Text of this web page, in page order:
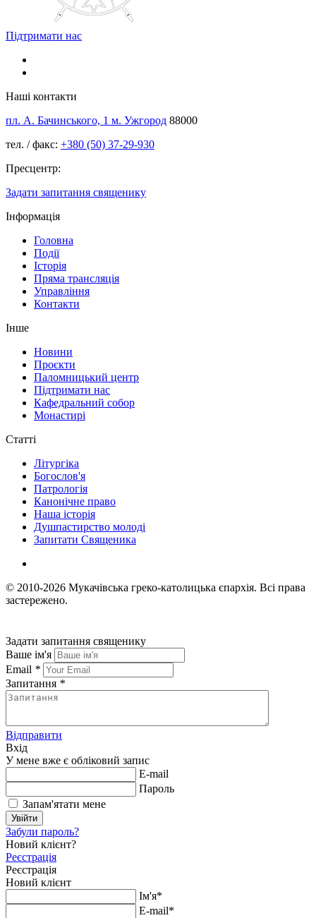
Підтримати нас
Наші контакти
пл. А. Бачинського, 1 м. Ужгород 88000
тел. / факс: +380 (50) 37-29-930
Пресцентр:
Задати запитання священику
Інформація
Головна
Події
Історія
Пряма трансляція
Управління
Контакти
Інше
Новини
Проєкти
Паломницький центр
Підтримати нас
Кафедральний собор
Монастирі
Статті
Літургіка
Богослов'я
Патрологія
Канонічне право
Наша історія
Душпастирство молоді
Запитати Священика
© 2010-2026 Мукачівська греко-католицька єпархія. Всі права
застережено.
Задати запитання священику
Ваше ім'я
Email *
Запитання *
Відправити
Вхід
У мене вже є обліковий запис
E-mail
Пароль
Запам'ятати мене
Увійти
Забули пароль?
Новий клієнт?
Реєстрація
Реєстрація
Новий клієнт
Ім'я*
E-mail*